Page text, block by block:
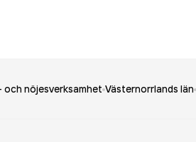
och nöjesverksamhet Västernorrlands län